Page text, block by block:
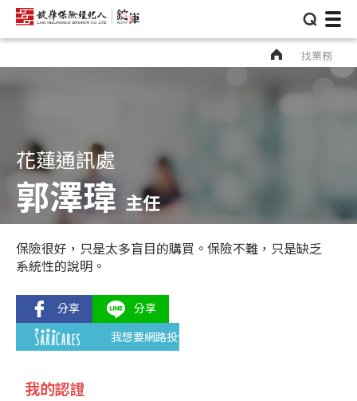
⌕
找業務
花蓮通訊處
郭澤瑋 主任
保險很好，只是太多盲目的購買。保險不難，只是缺乏
系統性的說明。
我想要網路投保
我的認證